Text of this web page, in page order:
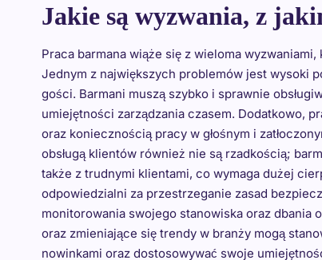
Jakie są wyzwania, z
Praca barmana wiąże się z wieloma
Jednym z największych problemów jest wysoki
gości. Barmani muszą szybko i sprawnie
umiejętności zarządzania czasem. Dodatkowo,
oraz koniecznością pracy w głośnym i
obsługą klientów również nie są rzadkością;
także z trudnymi klientami, co wymaga dużej
odpowiedzialni za przestrzeganie zasad
monitorowania swojego stanowiska oraz dbania
oraz zmieniające się trendy w branży mogą
nowinkami oraz dostosowywać swoje